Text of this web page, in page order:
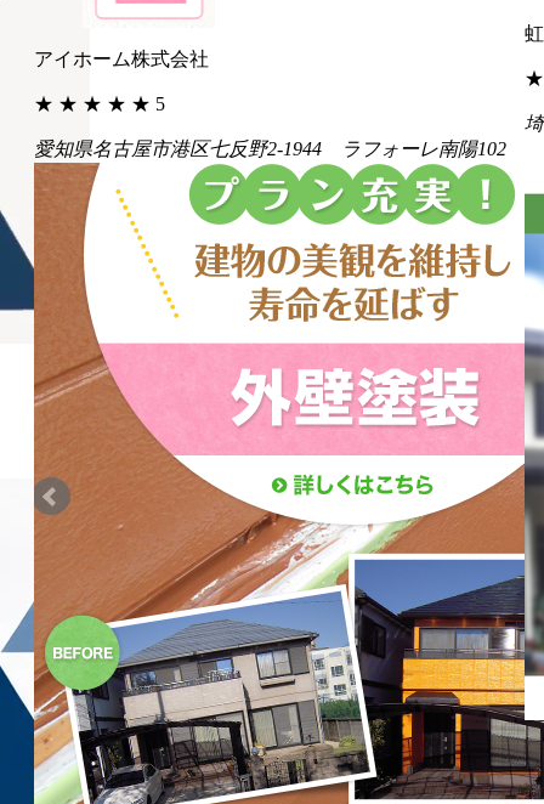
アイホーム株式会社
★ ★ ★ ★ ★ 5
愛知県名古屋市港区七反野2-1944 ラフォーレ南陽102
★